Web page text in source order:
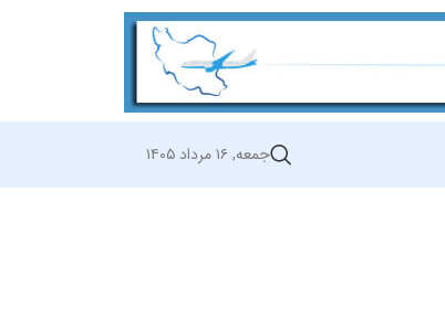
جمعه, ۱۶ مرداد ۱۴۰۵